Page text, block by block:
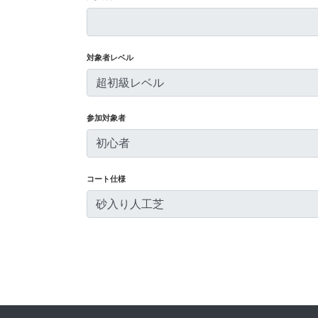
対象者レベル
超初級レベル
参加対象者
初心者
コート仕様
砂入り人工芝